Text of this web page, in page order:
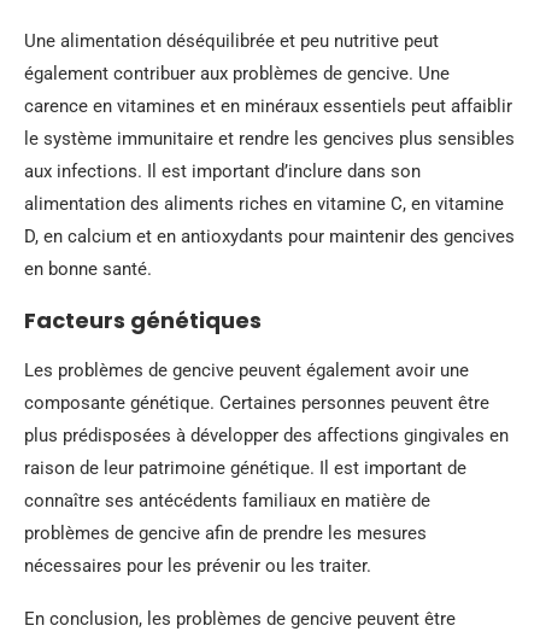
Une alimentation déséquilibrée et peu nutritive peut
également contribuer aux problèmes de gencive. Une
carence en vitamines et en minéraux essentiels peut affaiblir
le système immunitaire et rendre les gencives plus sensibles
aux infections. Il est important d’inclure dans son
alimentation des aliments riches en vitamine C, en vitamine
D, en calcium et en antioxydants pour maintenir des gencives
en bonne santé.
Facteurs génétiques
Les problèmes de gencive peuvent également avoir une
composante génétique. Certaines personnes peuvent être
plus prédisposées à développer des affections gingivales en
raison de leur patrimoine génétique. Il est important de
connaître ses antécédents familiaux en matière de
problèmes de gencive afin de prendre les mesures
nécessaires pour les prévenir ou les traiter.
En conclusion, les problèmes de gencive peuvent être